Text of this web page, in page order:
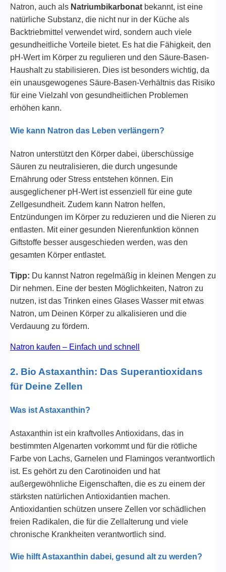
Natron, auch als Natriumbikarbonat bekannt, ist eine
natürliche Substanz, die nicht nur in der Küche als
Backtriebmittel verwendet wird, sondern auch viele
gesundheitliche Vorteile bietet. Es hat die Fähigkeit, den
pH-Wert im Körper zu regulieren und den Säure-Basen-
Haushalt zu stabilisieren. Dies ist besonders wichtig, da
ein unausgewogenes Säure-Basen-Verhältnis das Risiko
für eine Vielzahl von gesundheitlichen Problemen
erhöhen kann.
Wie kann Natron das Leben verlängern?
Natron unterstützt den Körper dabei, überschüssige
Säuren zu neutralisieren, die durch ungesunde
Ernährung oder Stress entstehen können. Ein
ausgeglichener pH-Wert ist essenziell für eine gute
Zellgesundheit. Zudem kann Natron helfen,
Entzündungen im Körper zu reduzieren und die Nieren zu
entlasten. Mit einer gesunden Nierenfunktion können
Giftstoffe besser ausgeschieden werden, was den
gesamten Körper entlastet.
Tipp: Du kannst Natron regelmäßig in kleinen Mengen zu
Dir nehmen. Eine der besten Möglichkeiten, Natron zu
nutzen, ist das Trinken eines Glases Wasser mit etwas
Natron, um Deinen Körper zu alkalisieren und die
Verdauung zu fördern.
Natron kaufen – Einfach und schnell
2. Bio Astaxanthin: Das Superantioxidans
für Deine Zellen
Was ist Astaxanthin?
Astaxanthin ist ein kraftvolles Antioxidans, das in
bestimmten Algenarten vorkommt und für die rötliche
Farbe von Lachs, Garnelen und Flamingos verantwortlich
ist. Es gehört zu den Carotinoiden und hat
außergewöhnliche Eigenschaften, die es zu einem der
stärksten natürlichen Antioxidantien machen.
Antioxidantien schützen unsere Zellen vor schädlichen
freien Radikalen, die für die Zellalterung und viele
chronische Krankheiten verantwortlich sind.
Wie hilft Astaxanthin dabei, gesund alt zu werden?